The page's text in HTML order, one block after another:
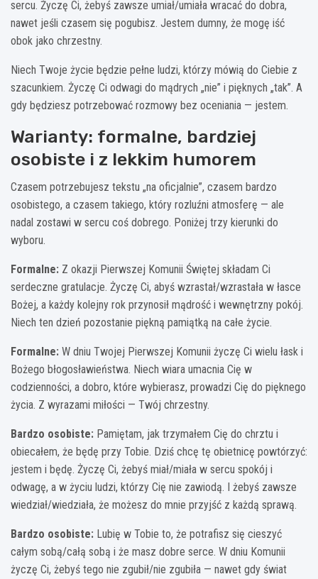
sercu. Życzę Ci, żebyś zawsze umiał/umiała wracać do dobra,
nawet jeśli czasem się pogubisz. Jestem dumny, że mogę iść
obok jako chrzestny.
Niech Twoje życie będzie pełne ludzi, którzy mówią do Ciebie z
szacunkiem. Życzę Ci odwagi do mądrych „nie” i pięknych „tak”. A
gdy będziesz potrzebować rozmowy bez oceniania — jestem.
Warianty: formalne, bardziej
osobiste i z lekkim humorem
Czasem potrzebujesz tekstu „na oficjalnie”, czasem bardzo
osobistego, a czasem takiego, który rozluźni atmosferę — ale
nadal zostawi w sercu coś dobrego. Poniżej trzy kierunki do
wyboru.
Formalne: Z okazji Pierwszej Komunii Świętej składam Ci
serdeczne gratulacje. Życzę Ci, abyś wzrastał/wzrastała w łasce
Bożej, a każdy kolejny rok przynosił mądrość i wewnętrzny pokój.
Niech ten dzień pozostanie piękną pamiątką na całe życie.
Formalne: W dniu Twojej Pierwszej Komunii życzę Ci wielu łask i
Bożego błogosławieństwa. Niech wiara umacnia Cię w
codzienności, a dobro, które wybierasz, prowadzi Cię do pięknego
życia. Z wyrazami miłości — Twój chrzestny.
Bardzo osobiste: Pamiętam, jak trzymałem Cię do chrztu i
obiecałem, że będę przy Tobie. Dziś chcę tę obietnicę powtórzyć:
jestem i będę. Życzę Ci, żebyś miał/miała w sercu spokój i
odwagę, a w życiu ludzi, którzy Cię nie zawiodą. I żebyś zawsze
wiedział/wiedziała, że możesz do mnie przyjść z każdą sprawą.
Bardzo osobiste: Lubię w Tobie to, że potrafisz się cieszyć
całym sobą/całą sobą i że masz dobre serce. W dniu Komunii
życzę Ci, żebyś tego nie zgubił/nie zgubiła — nawet gdy świat